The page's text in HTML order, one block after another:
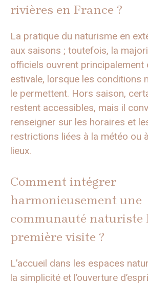
rivières en France ?
La pratique du naturisme en
aux saisons ; toutefois, la
officiels ouvrent principalement
estivale, lorsque les conditions
le permettent. Hors saison,
restent accessibles, mais il
renseigner sur les horaires et
restrictions liées à la météo ou
lieux.
Comment intégrer
harmonieusement une
communauté naturiste
première visite ?
L’accueil dans les espaces
la simplicité et l’ouverture